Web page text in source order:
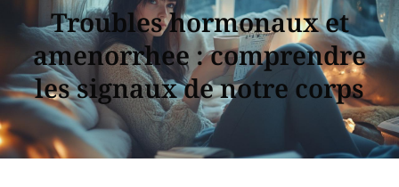
Troubles hormonaux et
amenorrhee : comprendre
les signaux de notre corps